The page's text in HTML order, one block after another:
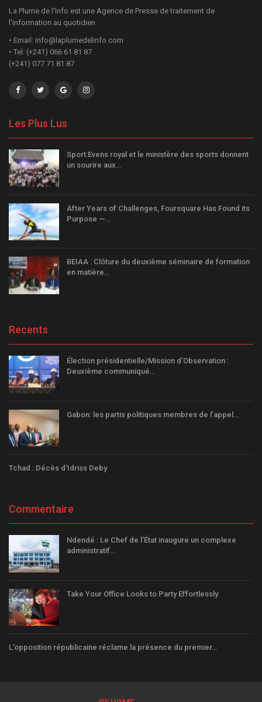
La Plume de l'Info est une Agence de Presse de traitement de
l'information au quotidien
• Email: info@laplumedelinfo.com
• Tel: (+241) 066 61 81 87
(+241) 077 71 81 87
Les Plus Lus
Sport:Evens royal et le ministère des sports donnent
un sourire aux…
After Years of Challenges, Foursquare Has Found its
Purpose —…
BEIAA : Clôture du deuxième séminaire de formation
en matière…
Recents
Élection présidentielle/Mission d’Observation :
Deuxième communiqué…
Gabon: les partis politiques membres de l’appel…
Tchad : Décès d’Idriss Deby
Commentaire
Ndendé : Le Chef de l’État inaugure un complexe
administratif…
Take Your Office Looks to Party Effortlessly
L’opposition républicaine réclame la présence du premier…